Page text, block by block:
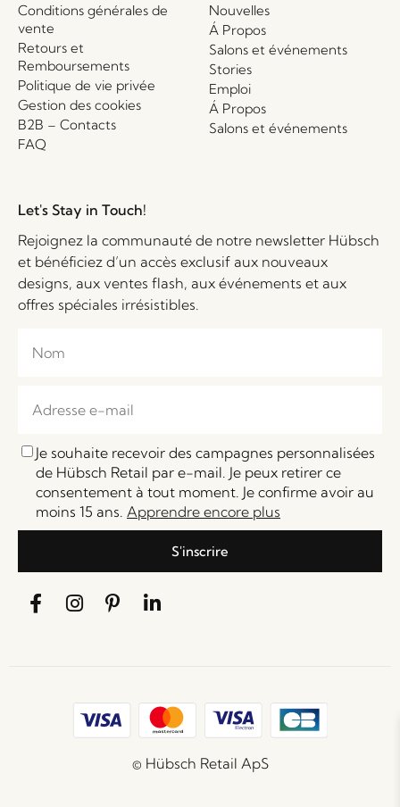
Conditions générales de
vente
Retours et
Remboursements
Politique de vie privée
Gestion des cookies
B2B – Contacts
FAQ
Nouvelles
Á Propos
Salons et événements
Stories
Emploi
Á Propos
Salons et événements
Let's Stay in Touch!
Rejoignez la communauté de notre newsletter Hübsch
et bénéficiez d’un accès exclusif aux nouveaux
designs, aux ventes flash, aux événements et aux
offres spéciales irrésistibles.
Je souhaite recevoir des campagnes personnalisées
de Hübsch Retail par e-mail. Je peux retirer ce
consentement à tout moment. Je confirme avoir au
moins 15 ans. Apprendre encore plus
S'inscrire
© Hübsch Retail ApS